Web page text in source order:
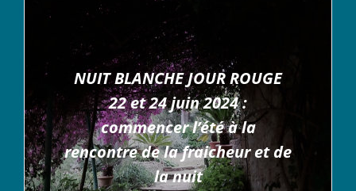
NUIT BLANCHE JOUR ROUGE
22 et 24 juin 2024 :
commencer l’été à la
rencontre de la fraicheur et de
la nuit